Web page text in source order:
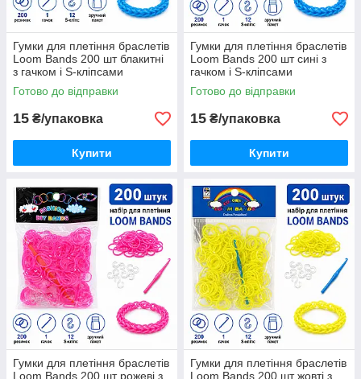
Гумки для плетіння браслетів
Loom Bands 200 шт блакитні
з гачком і S-кліпсами
Готово до відправки
15 ₴/упаковка
Купити
Гумки для плетіння браслетів
Loom Bands 200 шт сині з
гачком і S-кліпсами
Готово до відправки
15 ₴/упаковка
Купити
Гумки для плетіння браслетів
Loom Bands 200 шт рожеві з
Гумки для плетіння браслетів
Loom Bands 200 шт жовті з